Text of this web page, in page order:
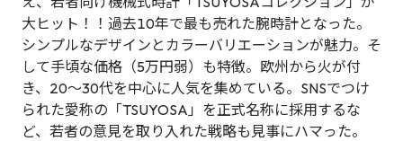
大ヒット！！過去10年で最も売れた腕時計となった。
シンプルなデザインとカラーバリエーションが魅力。そ
して手頃な価格（5万円弱）も特徴。欧州から火が付
き、20〜30代を中心に人気を集めている。SNSでつけ
られた愛称の「TSUYOSA」を正式名称に採用するな
ど、若者の意見を取り入れた戦略も見事にハマった。